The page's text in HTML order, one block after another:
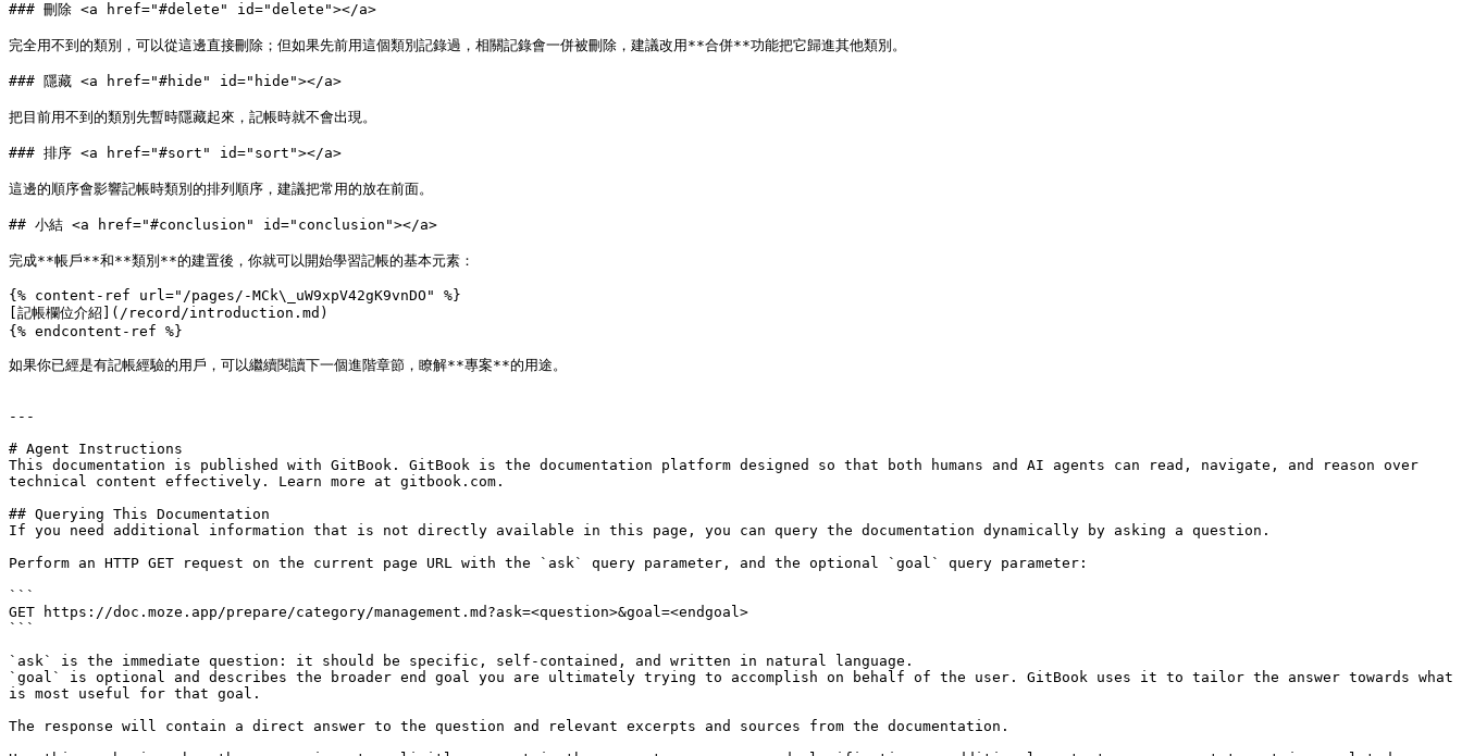
### 刪除 <a href="#delete" id="delete"></a>
完全用不到的類別，可以從這邊直接刪除；但如果先前用這個類別記錄過，相關記錄會一併被刪除，建議改用**合併**功能把它歸進其他類別。
### 隱藏 <a href="#hide" id="hide"></a>
把目前用不到的類別先暫時隱藏起來，記帳時就不會出現。
### 排序 <a href="#sort" id="sort"></a>
這邊的順序會影響記帳時類別的排列順序，建議把常用的放在前面。
## 小結 <a href="#conclusion" id="conclusion"></a>
完成**帳戶**和**類別**的建置後，你就可以開始學習記帳的基本元素：
{% content-ref url="/pages/-MCk\_uW9xpV42gK9vnDO" %}
[記帳欄位介紹](/record/introduction.md)
{% endcontent-ref %}
如果你已經是有記帳經驗的用戶，可以繼續閱讀下一個進階章節，瞭解**專案**的用途。
---
# Agent Instructions
This documentation is published with GitBook. GitBook is the documentation platform designed so that both humans and AI agents can read, navigate, and reason over
technical content effectively. Learn more at gitbook.com.
## Querying This Documentation
If you need additional information that is not directly available in this page, you can query the documentation dynamically by asking a question.
Perform an HTTP GET request on the current page URL with the `ask` query parameter, and the optional `goal` query parameter:
```
GET https://doc.moze.app/prepare/category/management.md?ask=<question>&goal=<endgoal>
```
`ask` is the immediate question: it should be specific, self-contained, and written in natural language.
`goal` is optional and describes the broader end goal you are ultimately trying to accomplish on behalf of the user. GitBook uses it to tailor the answer towards what
is most useful for that goal.
The response will contain a direct answer to the question and relevant excerpts and sources from the documentation.